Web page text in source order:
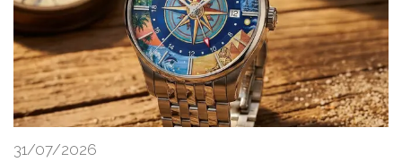
31/07/2026